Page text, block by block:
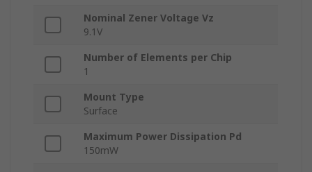
Nominal Zener Voltage Vz
9.1V
Number of Elements per Chip
1
Mount Type
Surface
Maximum Power Dissipation Pd
150mW